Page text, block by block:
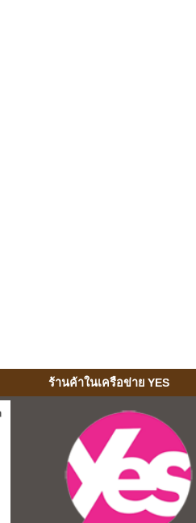
ร้านค้าในเครือข่าย YES